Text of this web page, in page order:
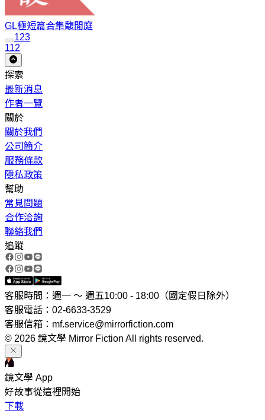
GL極短篇合集馥閒庭
123
112
探索
最新消息
作者一覽
關於
關於我們
公司簡介
服務條款
隱私政策
幫助
常見問題
合作洽詢
聯絡我們
追蹤
客服時間：週一 ～ 週五10:00 - 18:00（國定假日除外）
客服電話：02-6633-3529
客服信箱：mf.service@mirrorfiction.com
© 2026 鏡文學 Mirror Fiction All rights reserved.
鏡文學 App
好故事從這裡開始
下載